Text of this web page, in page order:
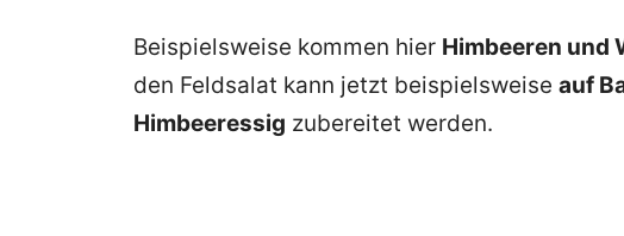
Beispielsweise kommen hier Himbeeren und
den Feldsalat kann jetzt beispielsweise auf
Himbeeressig zubereitet werden.